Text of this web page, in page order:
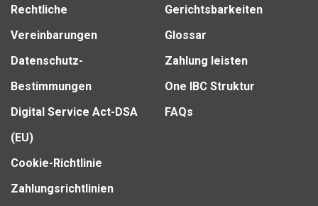
Rechtliche
Vereinbarungen
Datenschutz-
Bestimmungen
Digital Service Act-DSA
(EU)
Cookie-Richtlinie
Zahlungsrichtlinien
Gerichtsbarkeiten
Glossar
Zahlung leisten
One IBC Struktur
FAQs